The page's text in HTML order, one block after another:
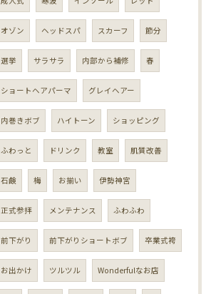
オゾン ヘッドスパ スカーフ 節分
選挙 サラサラ 内部から補修 春
ショートヘアパーマ グレイヘアー
内巻きボブ ハイトーン ショッピング
ふわっと ドリンク 教室 肌質改善
石鹸 梅 お揃い 伊勢神宮
正式参拝 メンテナンス ふわふわ
前下がり 前下がりショートボブ 卒業式袴
お出かけ ツルツル Wonderfulなお店